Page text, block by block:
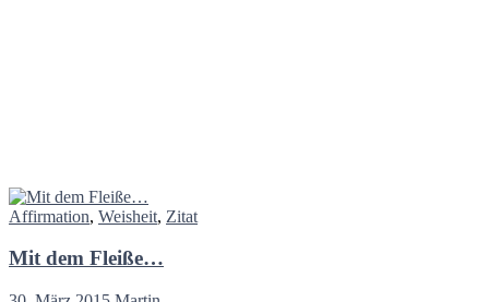
Affirmation, Weisheit, Zitat
Mit dem Fleiße…